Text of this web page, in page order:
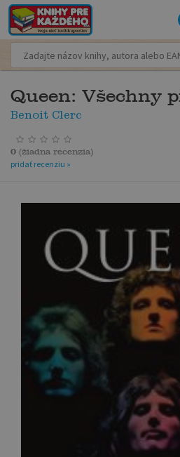
Queen: Všechny
Benoit Clerc
0 (žiadna recenzia)
pridať recenziu »